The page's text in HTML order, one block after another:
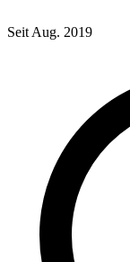
Seit Aug. 2019